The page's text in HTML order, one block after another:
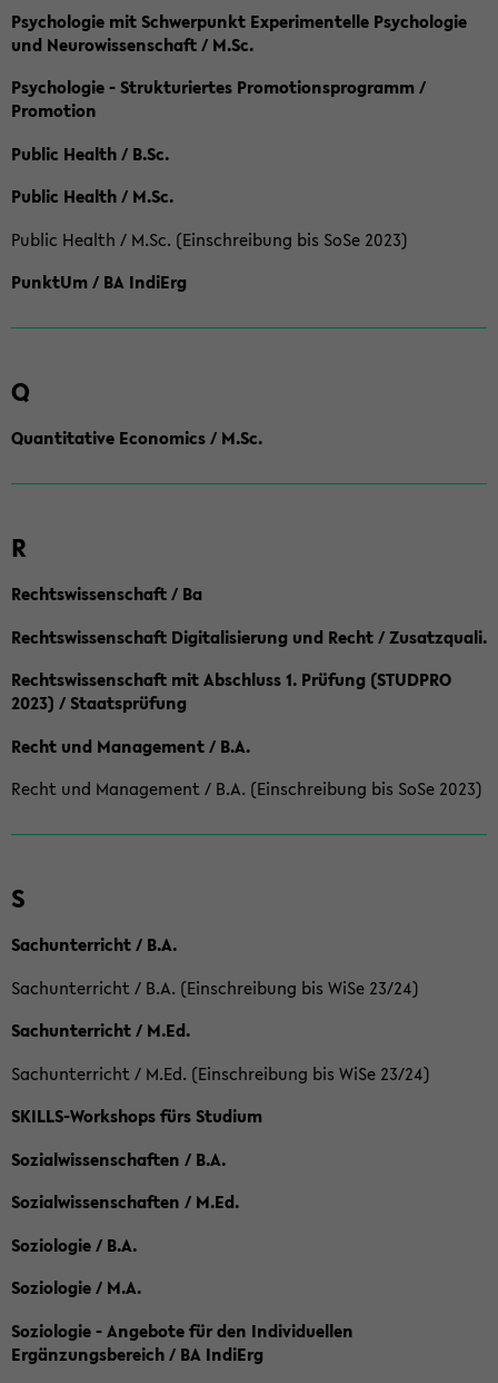
Psychologie mit Schwerpunkt Experimentelle Psychologie
und Neurowissenschaft / M.Sc.
Psychologie - Strukturiertes Promotionsprogramm /
Promotion
Public Health / B.Sc.
Public Health / M.Sc.
Public Health / M.Sc. (Einschreibung bis SoSe 2023)
PunktUm / BA IndiErg
Q
Quantitative Economics / M.Sc.
R
Rechtswissenschaft / Ba
Rechtswissenschaft Digitalisierung und Recht / Zusatzquali.
Rechtswissenschaft mit Abschluss 1. Prüfung (STUDPRO
2023) / Staatsprüfung
Recht und Management / B.A.
Recht und Management / B.A. (Einschreibung bis SoSe 2023)
S
Sachunterricht / B.A.
Sachunterricht / B.A. (Einschreibung bis WiSe 23/24)
Sachunterricht / M.Ed.
Sachunterricht / M.Ed. (Einschreibung bis WiSe 23/24)
SKILLS-Workshops fürs Studium
Sozialwissenschaften / B.A.
Sozialwissenschaften / M.Ed.
Soziologie / B.A.
Soziologie / M.A.
Soziologie - Angebote für den Individuellen
Ergänzungsbereich / BA IndiErg